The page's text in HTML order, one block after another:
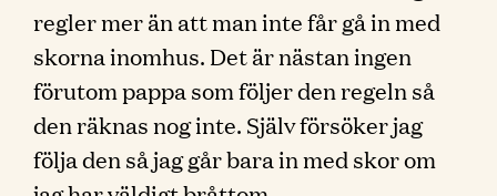
regler mer än att man inte får gå in med
skorna inomhus. Det är nästan ingen
förutom pappa som följer den regeln så
den räknas nog inte. Själv försöker jag
följa den så jag går bara in med skor om